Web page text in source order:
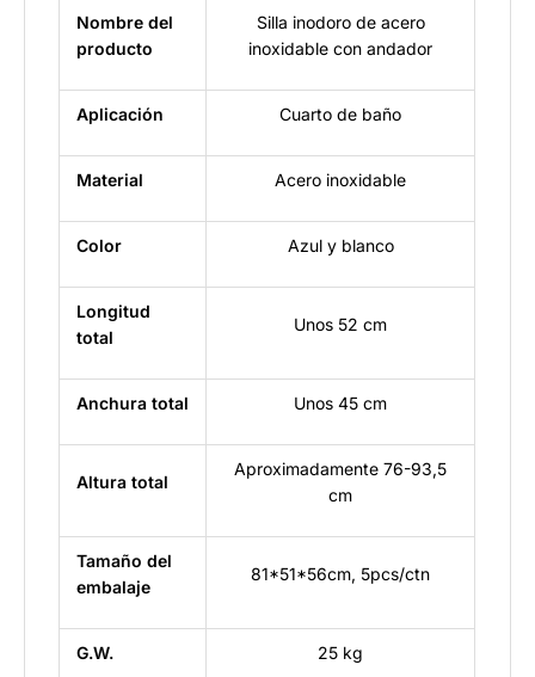
Nombre del
producto
Silla inodoro de acero
inoxidable con andador
Aplicación Cuarto de baño
Material Acero inoxidable
Color Azul y blanco
Longitud
total
Unos 52 cm
Anchura total Unos 45 cm
Altura total
Aproximadamente 76-93,5
cm
Tamaño del
embalaje
81*51*56cm, 5pcs/ctn
G.W. 25 kg